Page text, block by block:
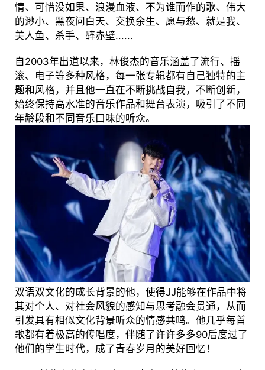
情、可惜没如果、浪漫血液、不为谁而作的歌、伟大
的渺小、黑夜问白天、交换余生、愿与愁、就是我、
美人鱼、杀手、醉赤壁......
自2003年出道以来，林俊杰的音乐涵盖了流行、摇
滚、电子等多种风格，每一张专辑都有自己独特的主
题和风格，并且他一直在不断挑战自我，不断创新，
始终保持高水准的音乐作品和舞台表演，吸引了不同
年龄段和不同音乐口味的听众。
双语双文化的成长背景的他，使得JJ能够在作品中将
其对个人、对社会风貌的感知与思考融会贯通，从而
引发具有相似文化背景听众的情感共鸣。他几乎每首
歌都有着极高的传唱度，伴随了许许多多90后度过了
他们的学生时代，成了青春岁月的美好回忆！